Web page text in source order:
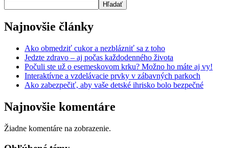
Hľadať
Najnovšie články
Ako obmedziť cukor a nezblázniť sa z toho
Jedzte zdravo – aj počas každodenného života
Počuli ste už o esemeskovom krku? Možno ho máte aj vy!
Interaktívne a vzdelávacie prvky v zábavných parkoch
Ako zabezpečiť, aby vaše detské ihrisko bolo bezpečné
Najnovšie komentáre
Žiadne komentáre na zobrazenie.